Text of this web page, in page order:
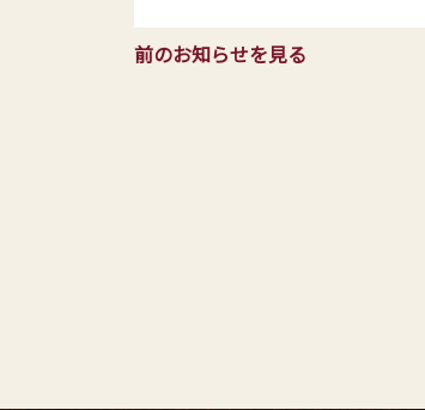
前のお知らせを見る